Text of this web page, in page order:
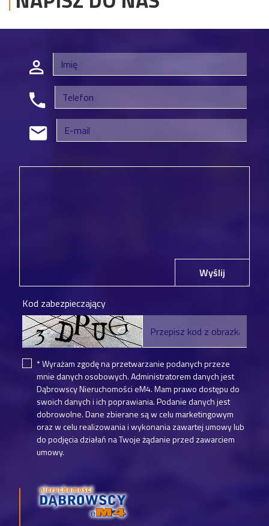
Wyślij
Kod zabezpieczający
* Wyrażam zgodę na przetwarzanie podanych przeze
mnie danych osobowych. Administratorem danych jest
Dąbrowscy Nieruchomości eM4. Mam prawo dostępu do
swoich danych i ich poprawiania. Podanie danych jest
dobrowolne. Dane zbierane są w celu marketingowym
oraz w celu realizowania i wykonania zawartej umowy lub
do podjęcia działań na Twoje żądanie przed zawarciem
umowy.